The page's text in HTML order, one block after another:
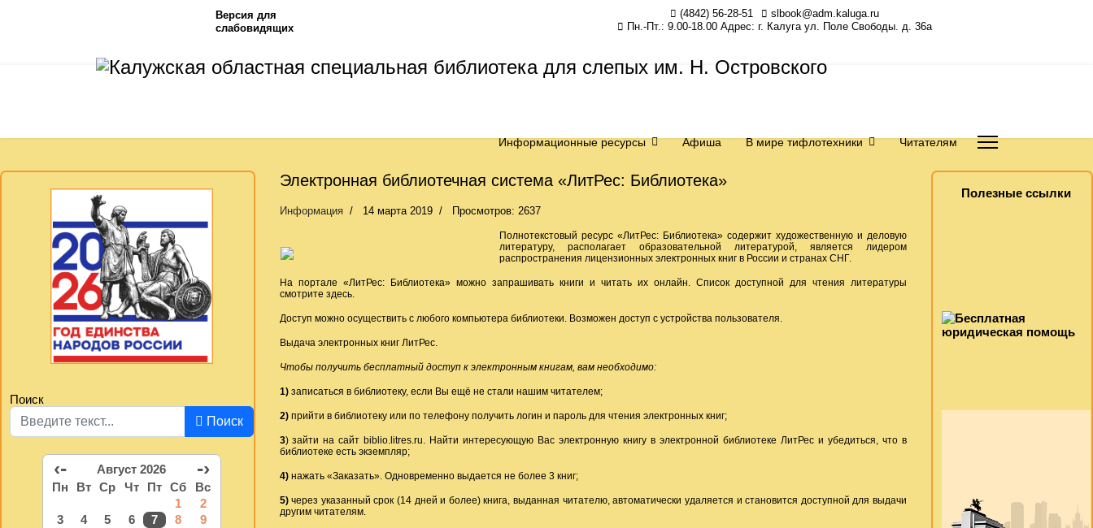
Версия для
слабовидящих
(4842) 56-28-51
slbook@adm.kaluga.ru
Пн.-Пт.: 9.00-18.00 Адрес: г. Калуга ул. Поле Свободы. д. 36а
Информационные ресурсы Афиша В мире тифлотехники Читателям
Поиск
Поиск
‹- Август 2026 -›
Пн Вт Ср Чт Пт Сб
Вс
1
2
3
4 5 6 7 8
9
Электронная библиотечная система «ЛитРес: Библиотека»
Информация 14 марта 2019 Просмотров: 2637
Полнотекстовый ресурс «ЛитРес: Библиотека» содержит художественную и деловую
литературу, располагает образовательной литературой, является лидером
распространения лицензионных электронных книг в России и странах СНГ.
На портале «ЛитРес: Библиотека» можно запрашивать книги и читать их онлайн. Список доступной для чтения литературы
смотрите здесь.
Доступ можно осуществить с любого компьютера библиотеки. Возможен доступ с устройства пользователя.
Выдача электронных книг ЛитРес.
Чтобы получить бесплатный доступ к электронным книгам, вам необходимо:
1) записаться в библиотеку, если Вы ещё не стали нашим читателем;
2) прийти в библиотеку или по телефону получить логин и пароль для чтения электронных книг;
3) зайти на сайт biblio.litres.ru. Найти интересующую Вас электронную книгу в электронной библиотеке ЛитРес и убедиться, что в
библиотеке есть экземпляр;
4) нажать «Заказать». Одновременно выдается не более 3 книг;
5)через указанный срок (14 дней и более) книга, выданная читателю, автоматически удаляется и становится доступной для выдачи
другим читателям.
Полезные ссылки